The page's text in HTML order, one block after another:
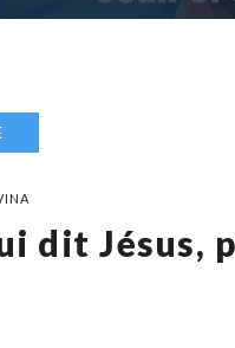
dit Jésus,